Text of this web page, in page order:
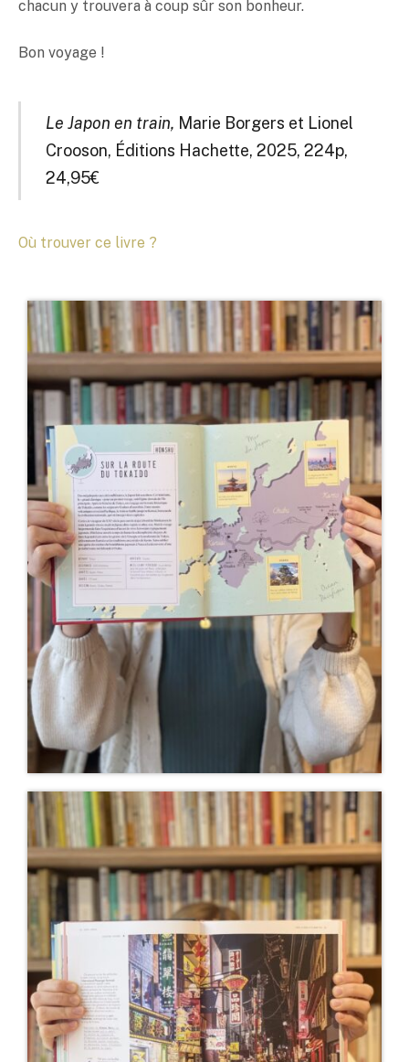
chacun y trouvera à coup sûr son bonheur.
Bon voyage !
Le Japon en train, Marie Borgers et Lionel
Crooson, Éditions Hachette, 2025, 224p,
24,95€
Où trouver ce livre ?